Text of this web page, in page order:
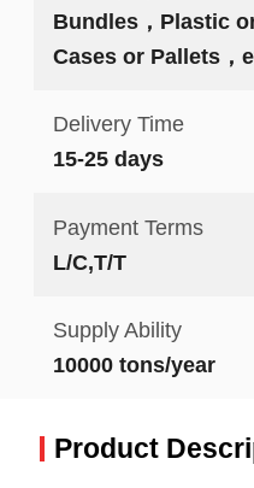
Bundles，Plastic
Cases or Pallets，
Delivery Time
15-25 days
Payment Terms
L/C,T/T
Supply Ability
10000 tons/year
Product